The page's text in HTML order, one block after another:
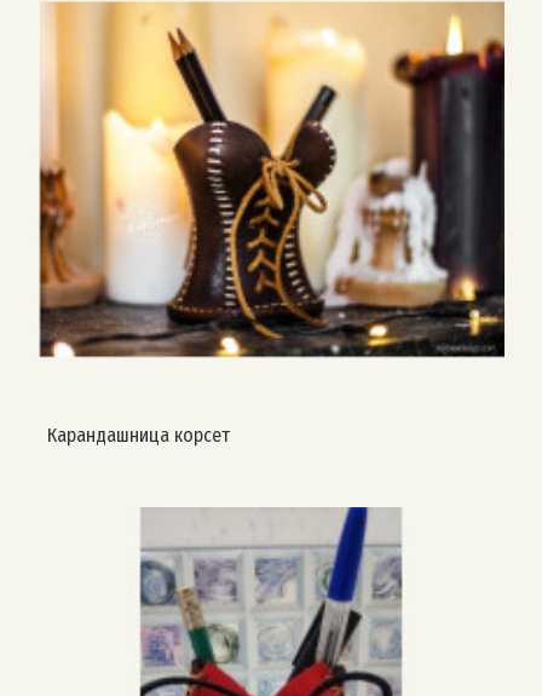
Карандашница корсет